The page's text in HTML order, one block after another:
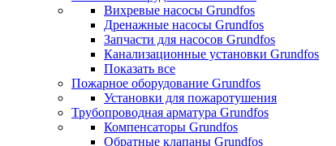
Вихревые насосы Grundfos
Дренажные насосы Grundfos
Запчасти для насосов Grundfos
Канализационные установки Grundfos
Показать все
Пожарное оборудование Grundfos
Установки для пожаротушения
Трубопроводная арматура Grundfos
Компенсаторы Grundfos
Обратные клапаны Grundfos